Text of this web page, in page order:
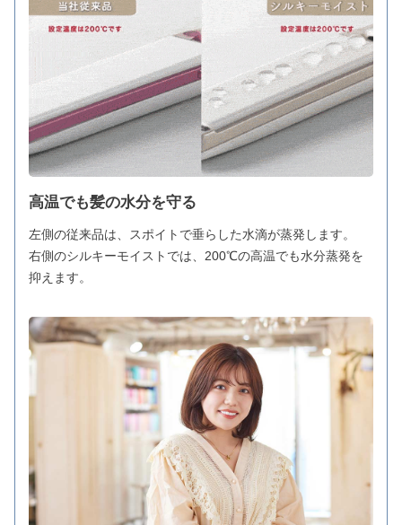
高温でも髪の水分を守る
左側の従来品は、スポイトで垂らした水滴が蒸発します。
右側のシルキーモイストでは、200℃の高温でも水分蒸発を
抑えます。